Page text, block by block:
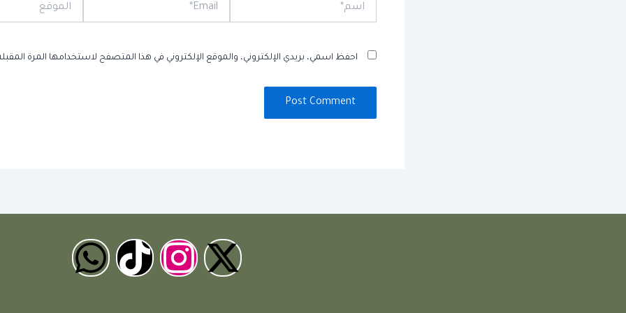
احفظ اسمي، بريدي الإلكتروني، والموقع الإلكتروني في هذا المتصفح لاستخدامها المرة
X
I
T
W